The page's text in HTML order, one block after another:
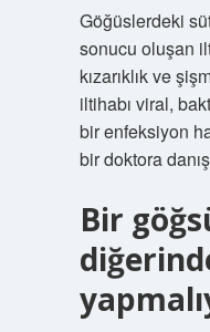
Göğüslerdeki
sonucu oluşan
kızarıklık ve
iltihabı viral,
bir enfeksiyon
bir doktora
Bir